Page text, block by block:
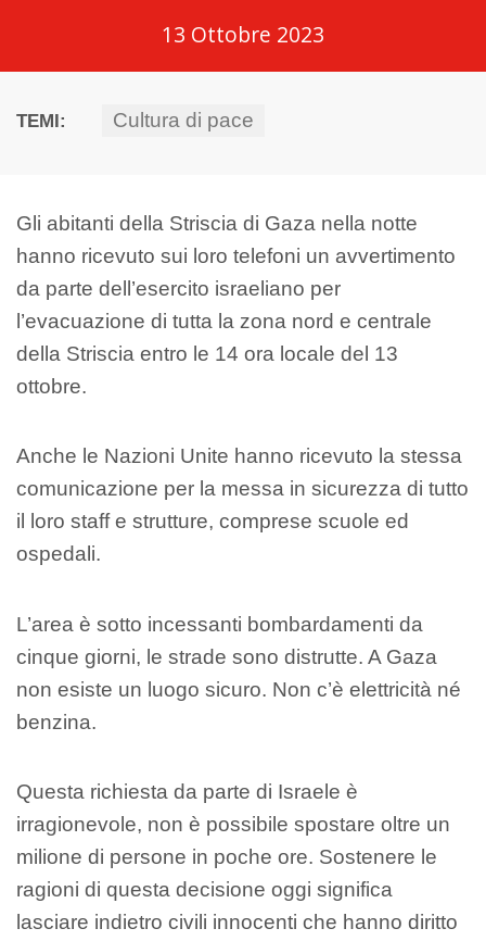
13 Ottobre 2023
TEMI: Cultura di pace
Gli abitanti della Striscia di Gaza nella notte
hanno ricevuto sui loro telefoni un avvertimento
da parte dell’esercito israeliano per
l’evacuazione di tutta la zona nord e centrale
della Striscia entro le 14 ora locale del 13
ottobre.
Anche le Nazioni Unite hanno ricevuto la stessa
comunicazione per la messa in sicurezza di tutto
il loro staff e strutture, comprese scuole ed
ospedali.
L’area è sotto incessanti bombardamenti da
cinque giorni, le strade sono distrutte. A Gaza
non esiste un luogo sicuro. Non c’è elettricità né
benzina.
Questa richiesta da parte di Israele è
irragionevole, non è possibile spostare oltre un
milione di persone in poche ore. Sostenere le
ragioni di questa decisione oggi significa
lasciare indietro civili innocenti che hanno diritto